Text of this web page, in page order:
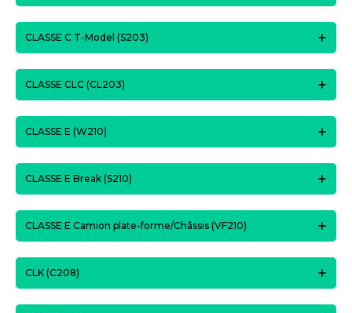
CLASSE C T-Model (S203)
CLASSE CLC (CL203)
CLASSE E (W210)
CLASSE E Break (S210)
CLASSE E Camion plate-forme/Châssis (VF210)
CLK (C208)